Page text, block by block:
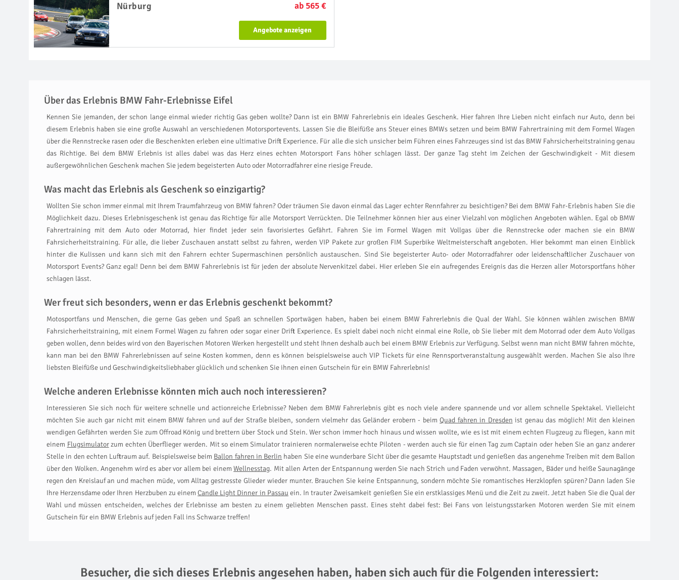
Nürburg ab 565 €
Angebote anzeigen
Über das Erlebnis BMW Fahr-Erlebnisse Eifel
Kennen Sie jemanden, der schon lange einmal wieder richtig Gas geben wollte? Dann ist ein BMW Fahrerlebnis ein ideales Geschenk. Hier fahren Ihre Lieben nicht einfach nur Auto, denn bei
diesem Erlebnis haben sie eine große Auswahl an verschiedenen Motorsportevents. Lassen Sie die Bleifüße ans Steuer eines BMWs setzen und beim BMW Fahrertraining mit dem Formel Wagen
über die Rennstrecke rasen oder die Beschenkten erleben eine ultimative Drift Experience. Für alle die sich unsicher beim Führen eines Fahrzeuges sind ist das BMW Fahrsicherheitstraining genau
das Richtige. Bei dem BMW Erlebnis ist alles dabei was das Herz eines echten Motorsport Fans höher schlagen lässt. Der ganze Tag steht im Zeichen der Geschwindigkeit - Mit diesem
außergewöhnlichen Geschenk machen Sie jedem begeisterten Auto oder Motorradfahrer eine riesige Freude.
Was macht das Erlebnis als Geschenk so einzigartig?
Wollten Sie schon immer einmal mit Ihrem Traumfahrzeug von BMW fahren? Oder träumen Sie davon einmal das Lager echter Rennfahrer zu besichtigen? Bei dem BMW Fahr-Erlebnis haben Sie die
Möglichkeit dazu. Dieses Erlebnisgeschenk ist genau das Richtige für alle Motorsport Verrückten. Die Teilnehmer können hier aus einer Vielzahl von möglichen Angeboten wählen. Egal ob BMW
Fahrertraining mit dem Auto oder Motorrad, hier findet jeder sein favorisiertes Gefährt. Fahren Sie im Formel Wagen mit Vollgas über die Rennstrecke oder machen sie ein BMW
Fahrsicherheitstraining. Für alle, die lieber Zuschauen anstatt selbst zu fahren, werden VIP Pakete zur großen FIM Superbike Weltmeisterschaft angeboten. Hier bekommt man einen Einblick
hinter die Kulissen und kann sich mit den Fahrern echter Supermaschinen persönlich austauschen. Sind Sie begeisterter Auto- oder Motorradfahrer oder leidenschaftlicher Zuschauer von
Motorsport Events? Ganz egal! Denn bei dem BMW Fahrerlebnis ist für jeden der absolute Nervenkitzel dabei. Hier erleben Sie ein aufregendes Ereignis das die Herzen aller Motorsportfans höher
schlagen lässt.
Wer freut sich besonders, wenn er das Erlebnis geschenkt bekommt?
Motosportfans und Menschen, die gerne Gas geben und Spaß an schnellen Sportwägen haben, haben bei einem BMW Fahrerlebnis die Qual der Wahl. Sie können wählen zwischen BMW
Fahrsicherheitstraining, mit einem Formel Wagen zu fahren oder sogar einer Drift Experience. Es spielt dabei noch nicht einmal eine Rolle, ob Sie lieber mit dem Motorrad oder dem Auto Vollgas
geben wollen, denn beides wird von den Bayerischen Motoren Werken hergestellt und steht Ihnen deshalb auch bei einem BMW Erlebnis zur Verfügung. Selbst wenn man nicht BMW fahren möchte,
kann man bei den BMW Fahrerlebnissen auf seine Kosten kommen, denn es können beispielsweise auch VIP Tickets für eine Rennsportveranstaltung ausgewählt werden. Machen Sie also Ihre
liebsten Bleifüße und Geschwindigkeitsliebhaber glücklich und schenken Sie ihnen einen Gutschein für ein BMW Fahrerlebnis!
Welche anderen Erlebnisse könnten mich auch noch interessieren?
Interessieren Sie sich noch für weitere schnelle und actionreiche Erlebnisse? Neben dem BMW Fahrerlebnis gibt es noch viele andere spannende und vor allem schnelle Spektakel. Vielleicht
möchten Sie auch gar nicht mit einem BMW fahren und auf der Straße bleiben, sondern vielmehr das Geländer erobern - beimQuad fahren in Dresden ist genau das möglich! Mit den kleinen
wendigen Gefährten werden Sie zum Offroad König und brettern über Stock und Stein. Wer schon immer hoch hinaus und wissen wollte, wie es ist mit einem echten Flugzeug zu fliegen, kann mit
einem Flugsimulatorzum echten Überflieger werden. Mit so einem Simulator trainieren normalerweise echte Piloten - werden auch sie für einen Tag zum Captain oder heben Sie an ganz anderer
Stelle in den echten Luftraum auf. Beispielsweise beim Ballon fahren in Berlin haben Sie eine wunderbare Sicht über die gesamte Hauptstadt und genießen das angenehme Treiben mit dem Ballon
über den Wolken. Angenehm wird es aber vor allem bei einemWellnesstag. Mit allen Arten der Entspannung werden Sie nach Strich und Faden verwöhnt. Massagen, Bäder und heiße Saunagänge
regen den Kreislauf an und machen müde, vom Alltag gestresste Glieder wieder munter. Brauchen Sie keine Entspannung, sondern möchte Sie romantisches Herzklopfen spüren? Dann laden Sie
Ihre Herzensdame oder Ihren Herzbuben zu einemCandle Light Dinner in Passau ein. In trauter Zweisamkeit genießen Sie ein erstklassiges Menü und die Zeit zu zweit. Jetzt haben Sie die Qual der
Wahl und müssen entscheiden, welches der Erlebnisse am besten zu einem geliebten Menschen passt. Eines steht dabei fest: Bei Fans von leistungsstarken Motoren werden Sie mit einem
Gutschein für ein BMW Erlebnis auf jeden Fall ins Schwarze treffen!
Besucher, die sich dieses Erlebnis angesehen haben, haben sich auch für die Folgenden interessiert: